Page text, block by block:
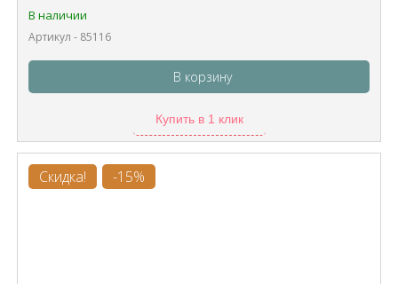
В наличии
Артикул - 85116
В корзину
Купить в 1 клик
Скидка! -15%